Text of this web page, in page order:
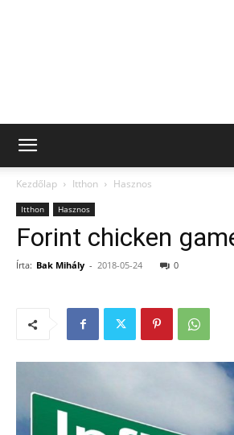
Kezdőlap Itthon Hasznos
Itthon Hasznos
Forint chicken
Írta: Bak Mihály - 2018-05-24 0